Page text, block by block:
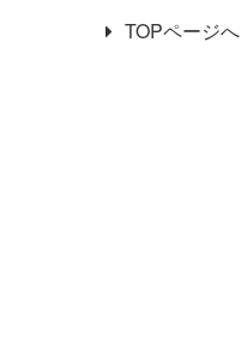
TOPページへ